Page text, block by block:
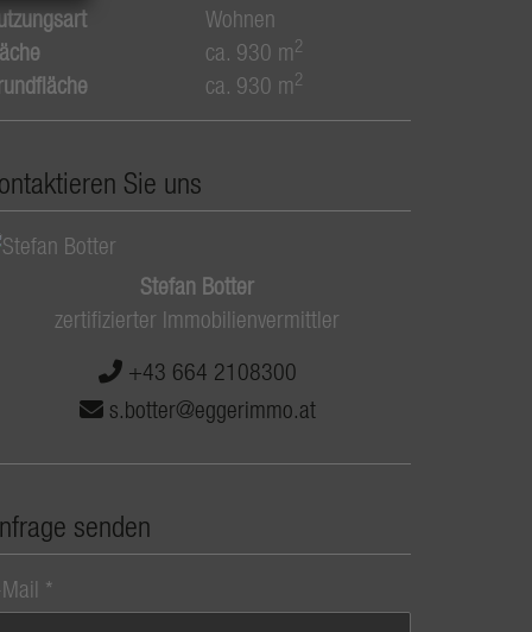
Wohnen
ca. 930 m2
ca. 930 m2
Sie uns
Stefan Botter
zertifizierter Immobilienvermittler
+43 664 2108300
s.botter@eggerimmo.at
senden